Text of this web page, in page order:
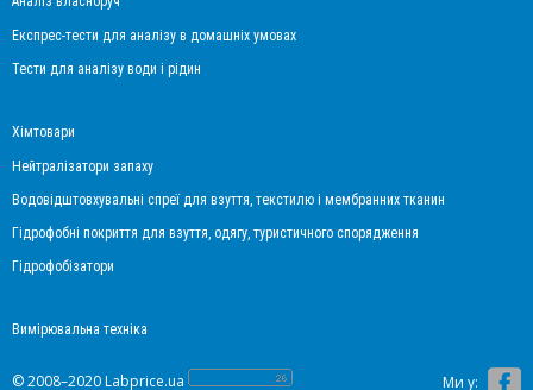
Експрес-тести для аналізу в домашніх умовах
Тести для аналізу води і рідин
Хімтовари
Нейтралізатори запаху
Водовідштовхувальні спреї для взуття, текстилю і мембранних тканин
Гідрофобні покриття для взуття, одягу, туристичного спорядження
Гідрофобізатори
Вимірювальна техніка
© 2008–2020 Labprice.ua Ми у: